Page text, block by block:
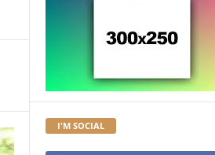
I'M SOCIAL